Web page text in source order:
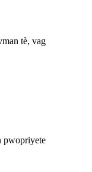
tè, vag
pwopriyete